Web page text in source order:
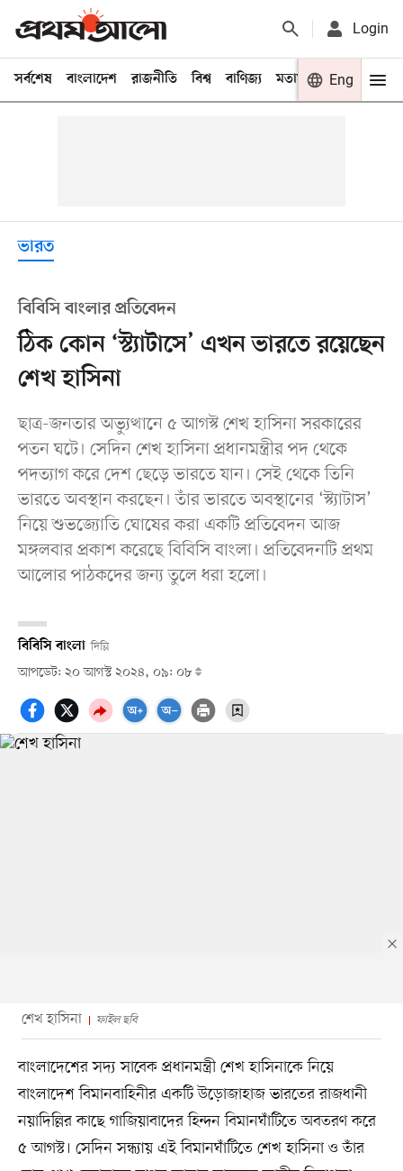
Login
সর্বশেষ বাংলাদেশ রাজনীতি বিশ্ব বাণিজ্য মতামত খেলা
Eng
ভারত
বিবিসি বাংলার প্রতিবেদন
ঠিক কোন ‘স্ট্যাটাসে’ এখন ভারতে রয়েছেন
শেখ হাসিনা
ছাত্র-জনতার অভ্যুত্থানে ৫ আগস্ট শেখ হাসিনা সরকারের
পতন ঘটে। সেদিন শেখ হাসিনা প্রধানমন্ত্রীর পদ থেকে
পদত্যাগ করে দেশ ছেড়ে ভারতে যান। সেই থেকে তিনি
ভারতে অবস্থান করছেন। তাঁর ভারতে অবস্থানের ‘স্ট্যাটাস’
নিয়ে শুভজ্যোতি ঘোষের করা একটি প্রতিবেদন আজ
মঙ্গলবার প্রকাশ করেছে বিবিসি বাংলা। প্রতিবেদনটি প্রথম
আলোর পাঠকদের জন্য তুলে ধরা হলো।
বিবিসি বাংলা দিল্লি
আপডেট: ২০ আগস্ট ২০২৪, ০৯: ০৮
শেখ হাসিনা ফাইল ছবি
বাংলাদেশের সদ্য সাবেক প্রধানমন্ত্রী শেখ হাসিনাকে নিয়ে
বাংলাদেশ বিমানবাহিনীর একটি উড়োজাহাজ ভারতের রাজধানী
নয়াদিল্লির কাছে গাজিয়াবাদের হিন্দন বিমানঘাঁটিতে অবতরণ করে
৫ আগস্ট। সেদিন সন্ধ্যায় এই বিমানঘাঁটিতে শেখ হাসিনা ও তাঁর